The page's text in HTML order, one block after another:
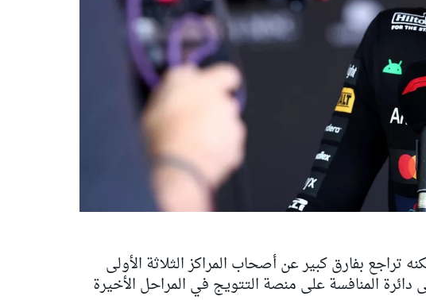
تراجع بفارق كبير عن أصحاب المراكز الثلاثة الأولى
دائرة المنافسة على منصة التتويج في المراحل الأخيرة